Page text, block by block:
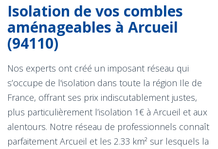
Isolation de vos combles
aménageables à Arcueil
(94110)
Nos experts ont créé un imposant réseau qui
s’occupe de l'isolation dans toute la région Ile de
France, offrant ses prix indiscutablement justes,
plus particulièrement l’isolation 1€ à Arcueil et aux
alentours. Notre réseau de professionnels connaît
parfaitement Arcueil et les 2.33 km² sur lesquels la